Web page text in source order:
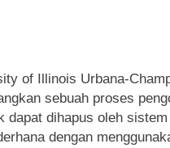
of Illinois Urbana-
sebuah proses
dapat dihapus oleh
dengan